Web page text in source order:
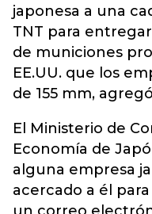
japonesa a una
TNT para
de municiones
EE.UU. que los
de 155 mm,
El Ministerio de
Economía de
alguna empresa
acercado a él